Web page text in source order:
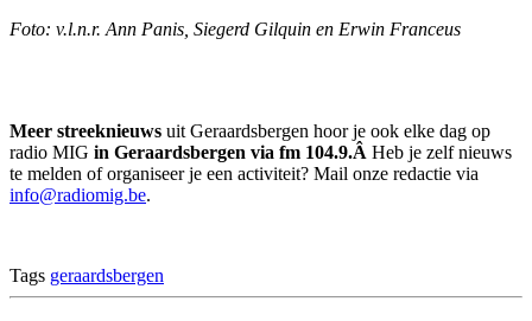
Foto: v.l.n.r. Ann Panis, Siegerd Gilquin en Erwin Franceus
Meer streeknieuws uit Geraardsbergen hoor je ook elke dag op
radio MIG in Geraardsbergen via fm 104.9.Â Heb je zelf nieuws
te melden of organiseer je een activiteit? Mail onze redactie via
info@radiomig.be.
Tags geraardsbergen